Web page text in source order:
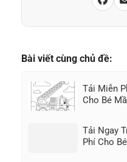
Bài viết cùng chủ đề:
Tải Miễn
Cho Bé
Tải Ngay
Phí Cho